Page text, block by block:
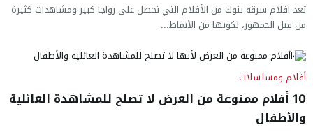
تعد افلام سرقة بنوك من الأفلام التي تحصل على رواجا كبير ومشاهدات كثيرة
من قبل الجمهور، لكونها من الأنماط...
أفلام ومسلسلات
10 أفلام ممنوعة من العرض لا تصلح للمشاهدة العائلية
والأطفال